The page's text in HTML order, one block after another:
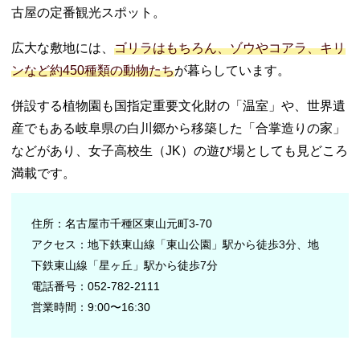
古屋の定番観光スポット。
広大な敷地には、 ゴリラはもちろん、ゾウやコアラ、キリ
ンなど約450種類の動物たちが暮らしています。
併設する植物園も国指定重要文化財の「温室」や、世界遺
産でもある岐阜県の白川郷から移築した「合掌造りの家」
などがあり、女子高校生（JK）の遊び場としても見どころ
満載です。
住所：名古屋市千種区東山元町3-70
アクセス：地下鉄東山線「東山公園」駅から徒歩3分、地
下鉄東山線「星ヶ丘」駅から徒歩7分
電話番号：052-782-2111
営業時間：9:00〜16:30